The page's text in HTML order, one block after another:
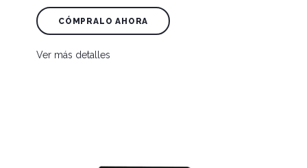
CÓMPRALO AHORA
Ver más detalles